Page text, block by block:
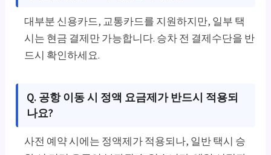
대부분 신용카드, 교통카드를 지원하지만, 일부 택
시는 현금 결제만 가능합니다. 승차 전 결제수단을 반
드시 확인하세요.
Q. 공항 이동 시 정액 요금제가 반드시 적용되
나요?
사전 예약 시에는 정액제가 적용되나, 일반 택시 승